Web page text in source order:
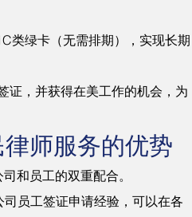
类绿卡（无需排期），实现长期
证，并获得在美工作的机会，为
师服务的优势
和员工的双重配合。
员工签证申请经验，可以在各